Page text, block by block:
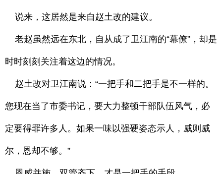
说来，这居然是来自赵土改的建议。
老赵虽然远在东北，自从成了卫江南的“幕僚”，却是
时时刻刻关注着这边的情况。
赵土改对卫江南说：“一把手和二把手是不一样的。
您现在当了市委书记，要大力整顿干部队伍风气，必
定要得罪许多人。如果一味以强硬姿态示人，威则威
尔，恩却不够。”